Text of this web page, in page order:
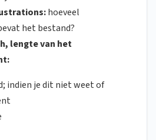
hoeveel
het bestand?
lengte van het
indien je dit niet weet of